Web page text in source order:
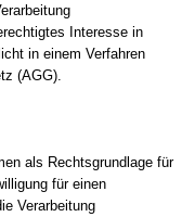
Interesse in
in einem Verfahren
(AGG).
als Rechtsgrundlage für
für einen
Verarbeitung